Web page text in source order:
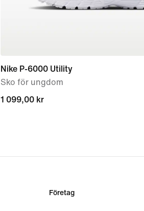
Nike P-6000 Utility
Sko för ungdom
1 099,00 kr
1 099,00 kr
Företag